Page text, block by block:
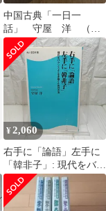
中国古典「一日一
話」 守屋 洋 （三
笠書房）
¥2,060
右手に「論語」左手に
「韓非子」: 現代をバラ
ンスよく生き抜くため
の方法 (角川SSC新書
25) 守屋 洋